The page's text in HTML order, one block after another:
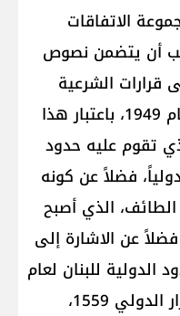
الاتفاقات
أن يتضمن نصوص
قرارات الشرعية
الدولية مثل اتفاق الهدنة لعام 1949، باعتبار هذا
تقوم عليه حدود
فضلاً عن كونه
الذي أصبح
عن الاشارة إلى
الدولية للبنان لعام
1923، وأيضاً الإشارة إلى ​القرار الدولي 1559​،